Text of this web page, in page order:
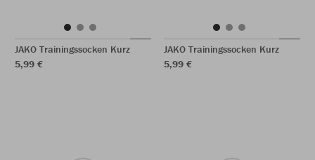
JAKO Trainingssocken Kurz
5,99 €
JAKO Trainingssocken Kurz
5,99 €